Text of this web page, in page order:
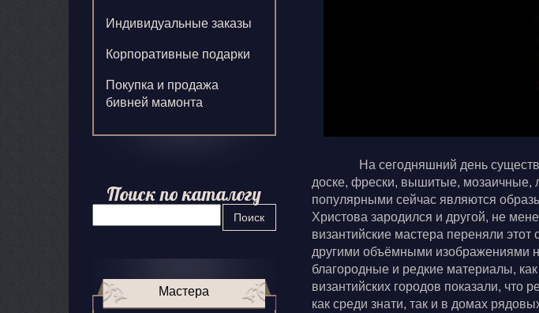
На сегодняшний день
доске, фрески, вышитые, мозаичные,
популярными сейчас являются
Христова зародился и другой, не
византийские мастера переняли
другими объёмными изображениями
благородные и редкие материалы,
византийских городов показали,
как среди знати, так и в домах
Индивидуальные заказы
Корпоративные подарки
Покупка и продажа
бивней мамонта
Поиск по каталогу
Поиск
Мастера